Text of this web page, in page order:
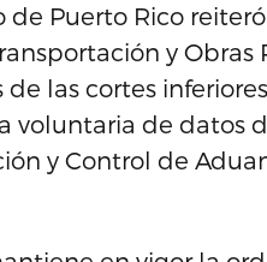
Puerto Rico
y Obras
las cortes
voluntaria de datos
y Control de